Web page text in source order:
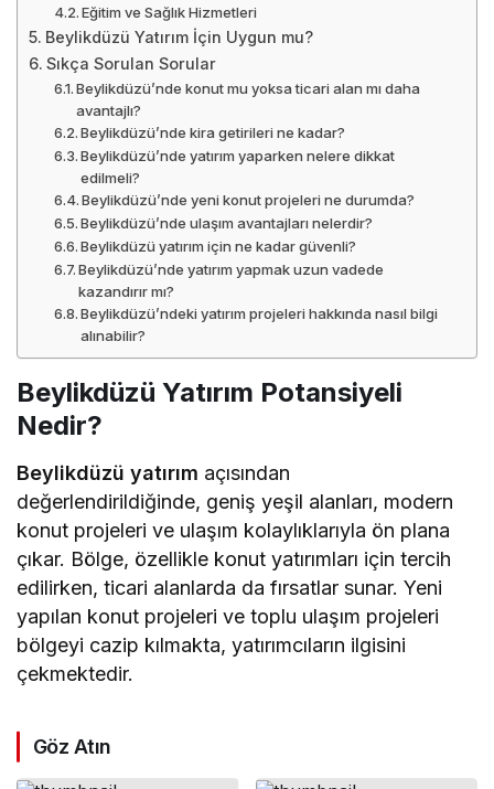
Eğitim ve Sağlık Hizmetleri
Beylikdüzü Yatırım İçin Uygun mu?
Sıkça Sorulan Sorular
Beylikdüzü’nde konut mu yoksa ticari alan mı daha
avantajlı?
Beylikdüzü’nde kira getirileri ne kadar?
Beylikdüzü’nde yatırım yaparken nelere dikkat
edilmeli?
Beylikdüzü’nde yeni konut projeleri ne durumda?
Beylikdüzü’nde ulaşım avantajları nelerdir?
Beylikdüzü yatırım için ne kadar güvenli?
Beylikdüzü’nde yatırım yapmak uzun vadede
kazandırır mı?
Beylikdüzü’ndeki yatırım projeleri hakkında nasıl bilgi
alınabilir?
Beylikdüzü Yatırım Potansiyeli
Nedir?
Beylikdüzü yatırım açısından
değerlendirildiğinde, geniş yeşil alanları, modern
konut projeleri ve ulaşım kolaylıklarıyla ön plana
çıkar. Bölge, özellikle konut yatırımları için tercih
edilirken, ticari alanlarda da fırsatlar sunar. Yeni
yapılan konut projeleri ve toplu ulaşım projeleri
bölgeyi cazip kılmakta, yatırımcıların ilgisini
çekmektedir.
Göz Atın